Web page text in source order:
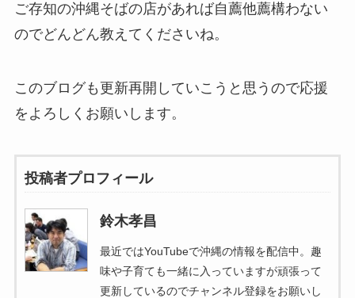
ご存知の沖縄そばの店があれば自薦他薦構わない
のでどんどん教えてくださいね。
このブログも更新再開していこうと思うので応援
をよろしくお願いします。
投稿者プロフィール
鈴木孝昌
最近ではYouTubeで沖縄の情報を配信中。趣
味や子育ても一緒に入っていますが頑張って
更新しているのでチャンネル登録をお願いし